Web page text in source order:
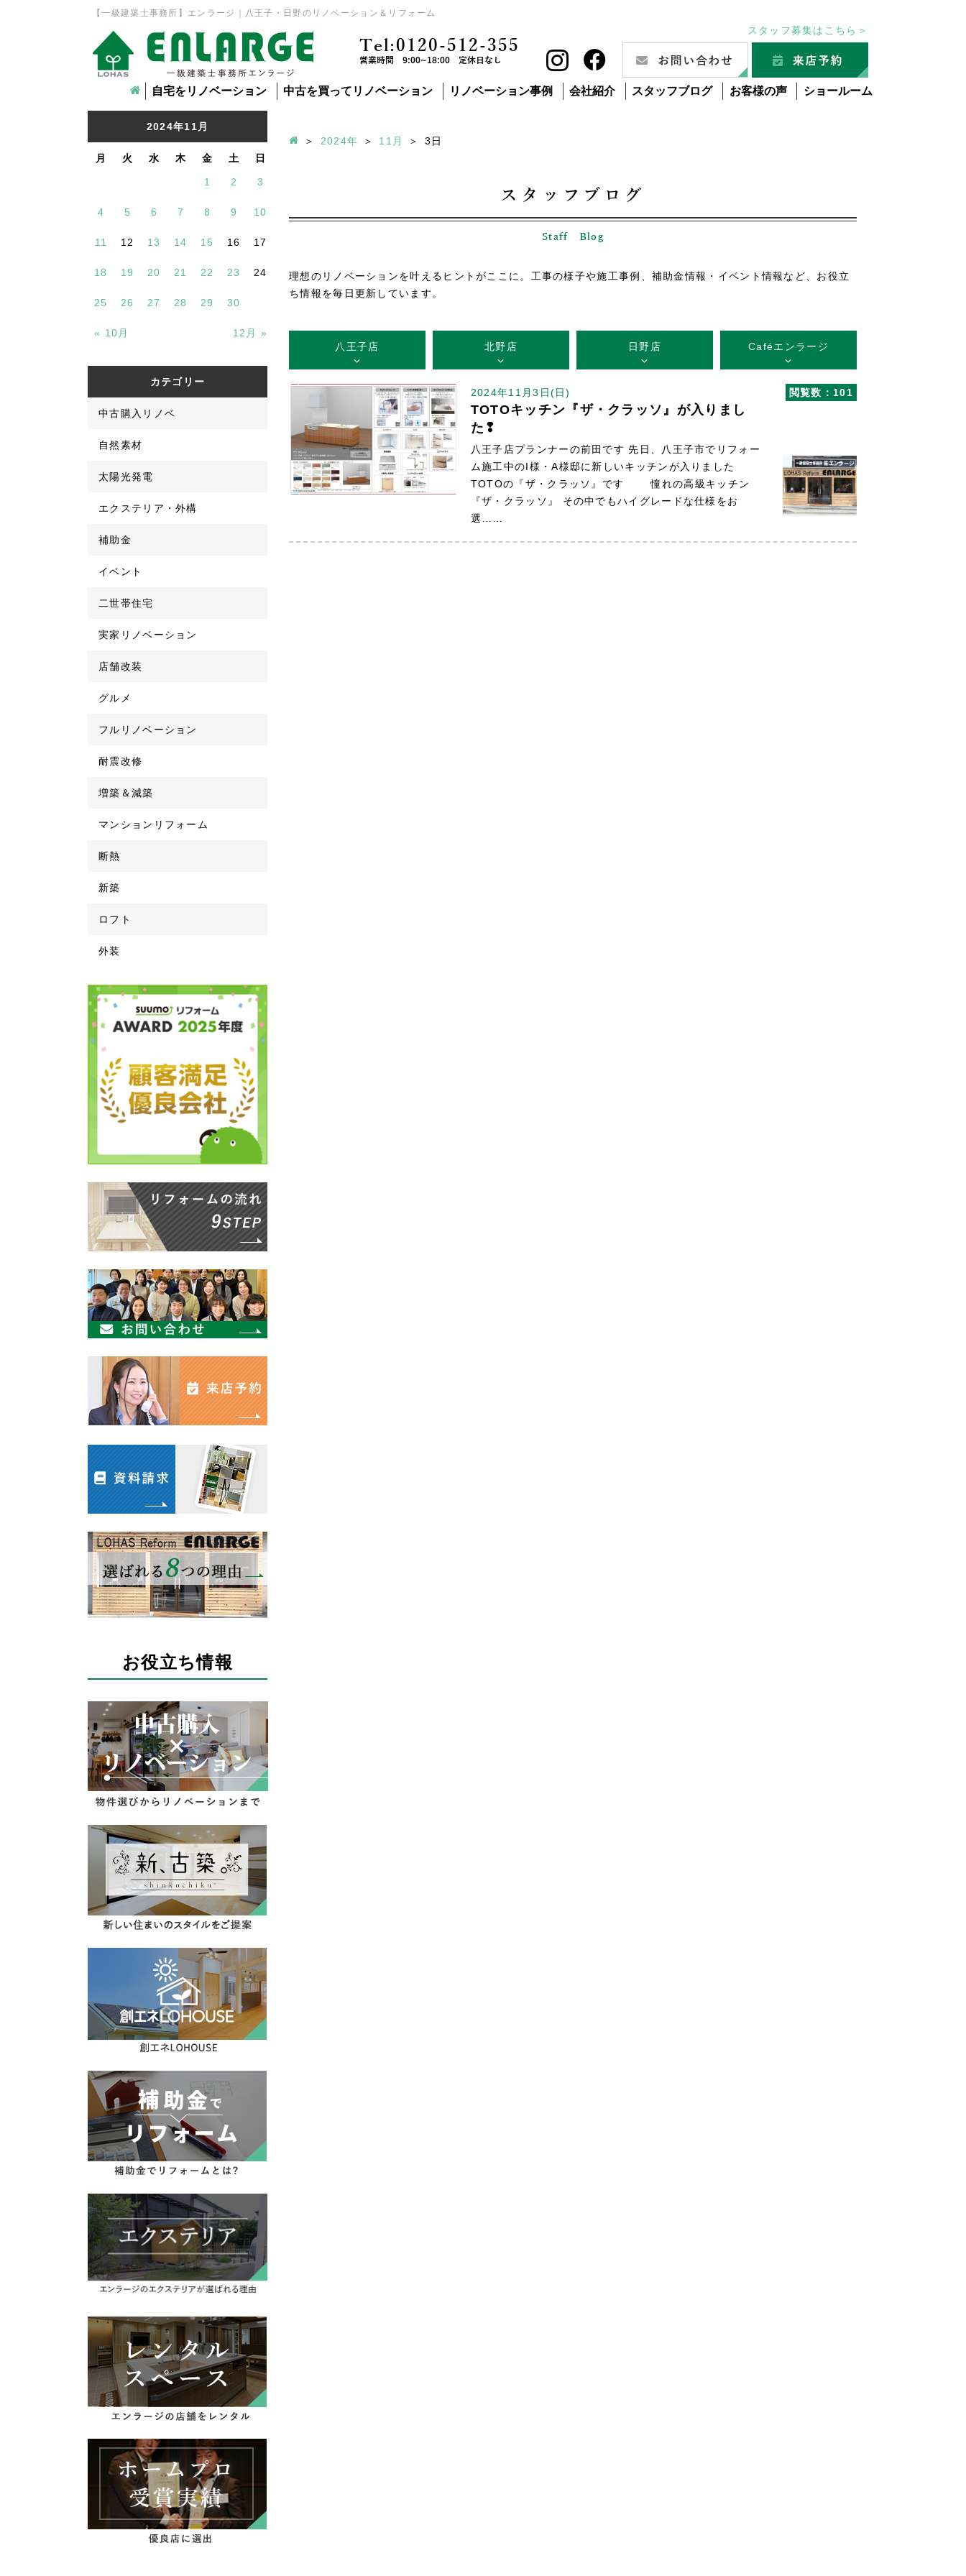
【一級建築士事務所】エンラージ｜八王子・日野のリノベーション＆リフォーム
スタッフ募集はこちら＞
Tel:0120-512-355
営業時間 9:00~18:00 定休日なし
自宅をリノベーション 中古を買ってリノベーション リノベーション事例 会社紹介 スタッフブログ お客様の声 ショールーム
2024年11月
月 火 水 木 金 土 日
« 10月 12月 »
1 2 3
4 5 6 7 8 9 10
11 12 13 14 15 16 17
18 19 20 21 22 23 24
25 26 27 28 29 30
カテゴリー
中古購入リノベ
自然素材
太陽光発電
エクステリア・外構
補助金
イベント
二世帯住宅
実家リノベーション
店舗改装
グルメ
フルリノベーション
耐震改修
増築＆減築
マンションリフォーム
断熱
新築
ロフト
外装
お役立ち情報
2024年 11月 3 日
スタッフブログ
Staff Blog
理想のリノベーションを叶えるヒントがここに。工事の様子や施工事例、補助金情報・イベント情報など、お役立
ち情報を毎日更新しています。
八王子店 北野店 日野店 Caféエンラージ
閲覧数：101
2024年11月3日(日)
TOTOキッチン『ザ・クラッソ』が入りまし
た❢
八王子店プランナーの前田です 先日、八王子市でリフォー
ム施工中のI様・A様邸に新しいキッチンが入りました
TOTOの『ザ・クラッソ』です 憧れの高級キッチン
『ザ・クラッソ』 その中でもハイグレードな仕様をお
選……